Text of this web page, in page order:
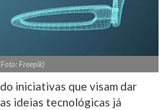
Freepik)
iniciativas que visam dar
ideias tecnológicas já